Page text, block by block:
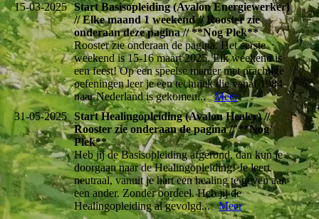
15-03-2025 Start Basisopleiding (Avalon Energiewerker)
// Elke maand 1 weekend // Rooster zie
onderaan deze pagina // **Nog Plek**
Rooster zie onderaan de pagina. Het eerste
weekend is 15-16 maart 2025. Elk weekend is
een feest! Op een speelse manier met prachtige
oefeningen leer je een techniek die vanaf 1984
naar Nederland is gekomen...Meer
31-05-2025 Start Healingopleiding (Avalon Healer) //
Rooster zie onderaan de pagina // **Nog
Plek**
Heb jij de Basisopleiding afgerond, dan kun je
doorgaan naar de Healingopleiding! Je leert
neutraal, vanuit je hart een healing te geven aan
een ander. Zonder oordeel. Heb jij de
Healingopleiding al gevolgd...Meer